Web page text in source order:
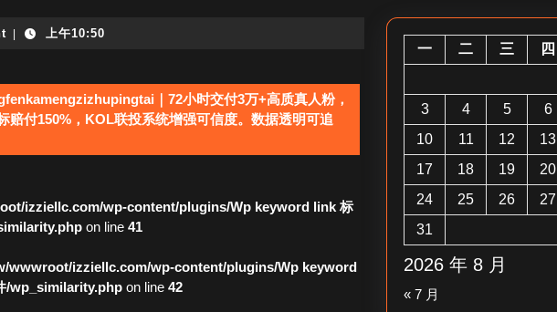
上午10:50
｜72小时交付3万+高质真人粉，
赔付150%，KOL联投系统增强可信度。数据透明可追
izziellc.com/wp-content/plugins/Wp keyword link 标
on line 41
wwwroot/izziellc.com/wp-content/plugins/Wp keyword
/wp_similarity.php on line 42
2026 年 8 月
一 二 三 四
3
4 5 6
10
11 12 13
17
18 19 20
24
25 26 27
31
« 7 月